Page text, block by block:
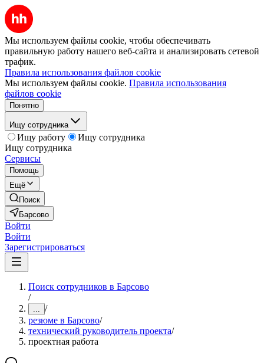
Мы используем файлы cookie, чтобы обеспечивать
правильную работу нашего веб-сайта и анализировать сетевой
трафик.
Правила использования файлов cookie
Мы используем файлы cookie. Правила использования
файлов cookie
Понятно
Ищу сотрудника
Ищу работу
Ищу сотрудника
Ищу сотрудника
Сервисы
Помощь
Ещё
Поиск
Барсово
Войти
Войти
Зарегистрироваться
Поиск сотрудников в Барсово
/
... /
резюме в Барсово/
технический руководитель проекта/
проектная работа